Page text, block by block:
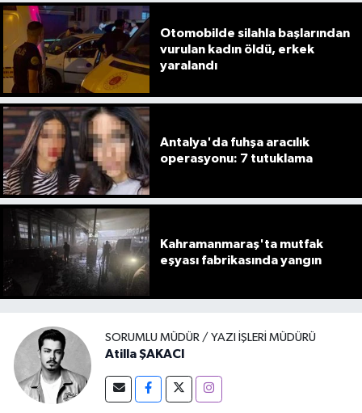
Otomobilde silahla başlarından
vurulan kadın öldü, erkek
yaralandı
Antalya'da fuhşa aracılık
operasyonu: 7 tutuklama
Kahramanmaraş'ta mutfak
eşyası fabrikasında yangın
SORUMLU MÜDÜR / YAZI İŞLERI MÜDÜRÜ
Atilla ŞAKACI